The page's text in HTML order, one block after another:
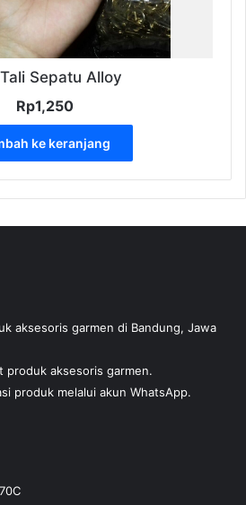
Sepatu Alloy
Rp1,250
ke keranjang
aksesoris garmen di Bandung, Jawa
produk aksesoris garmen.
produk melalui akun WhatsApp.